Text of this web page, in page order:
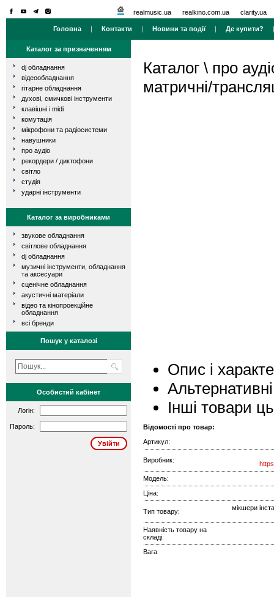
realmusic.ua realkino.com.ua clarity.ua
Головна | Контакти | Новини та події| Де купити?
Каталог за призначенням
dj обладнання
відеообладнання
гітарне обладнання
духові, смичкові інструменти
клавішні і midi
комутація
мікрофони та радіосистеми
навушники
про аудіо
рекордери / диктофони
світло
студія
ударні інструменти
Каталог за виробниками
звукове обладнання
світлове обладнання
dj обладнання
музичні інструменти, обладнання
та аксесуари
сценічне обладнання
акустичні матеріали
відео та кінопроекційне
обладнання
всі бренди
Пошук у каталозі
Особистий кабінет
Логін:
Пароль:
Каталог \ про
матричні/
Опис і
Інші товари
Відомості про товар:
Артикул:
Виробник:
Модель:
Ціна:
Тип товару: мікшери
Наявність товару на
складі:
Вага